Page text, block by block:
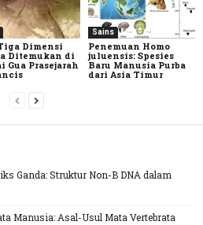
Dimensi
Ditemukan di
Gua Prasejarah
Sains
Penemuan Homo
juluensis: Spesies
Baru Manusia Purba
dari Asia Timur
Ganda: Struktur Non-B DNA dalam
Manusia: Asal-Usul Mata Vertebrata